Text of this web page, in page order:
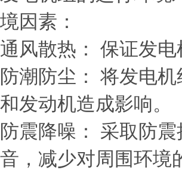
境因素：
通风散热： 保证发
防潮防尘： 将发电
和发动机造成影响。
防震降噪： 采取防
音，减少对周围环境